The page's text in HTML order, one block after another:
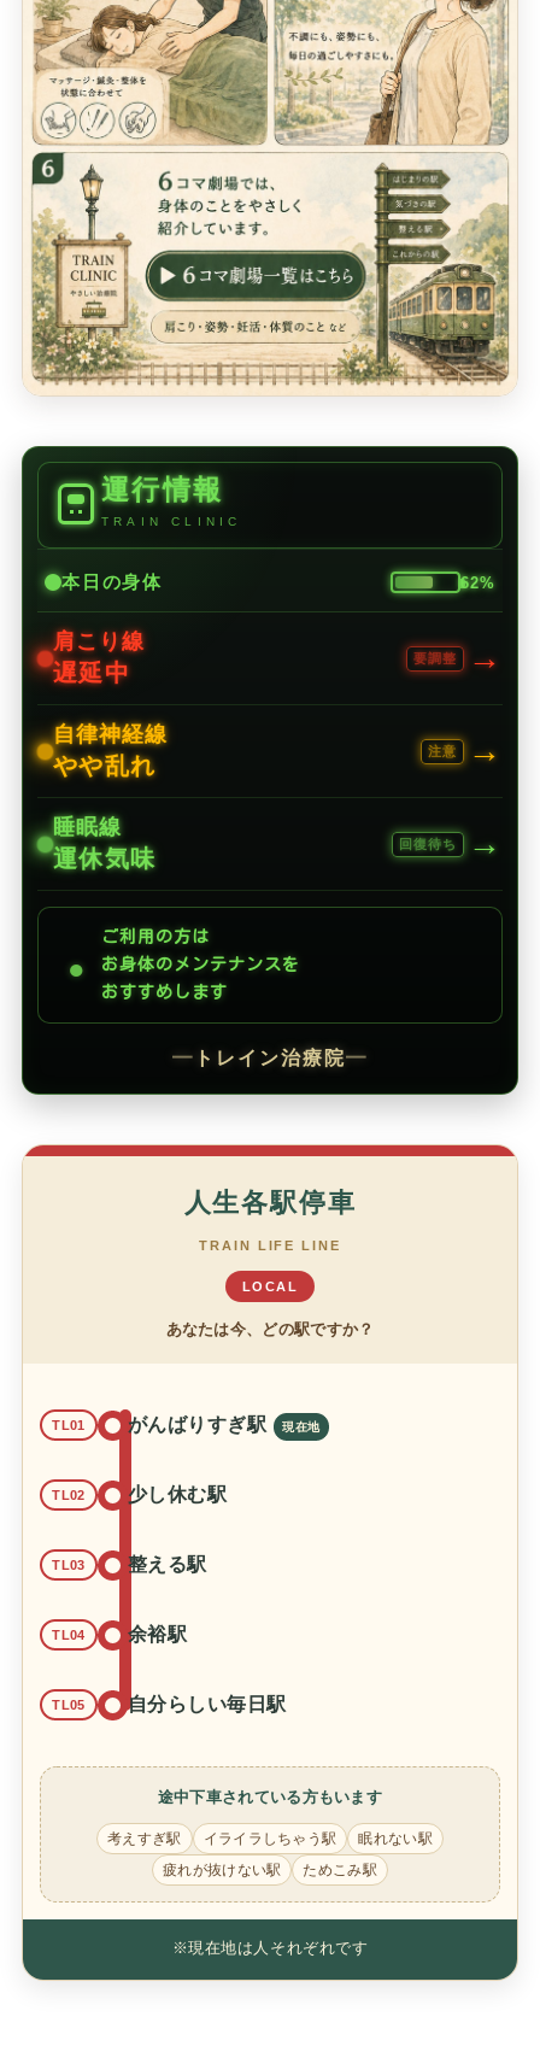
運行情報
TRAIN CLINIC
本日の身体 62%
肩こり線
遅延中
要調整 →
自律神経線
やや乱れ
注意 →
睡眠線
運休気味
回復待ち →
●
ご利用の方は
お身体のメンテナンスを
おすすめします
━ トレイン治療院━
人生各駅停車
TRAIN LIFE LINE
LOCAL
あなたは今、どの駅ですか？
TL01 がんばりすぎ駅
TL02 少し休む駅
TL03 整える駅
TL04 余裕駅
TL05 自分らしい毎日駅
途中下車されている方もいます
考えすぎ駅 イライラしちゃう駅
眠れない駅
疲れが抜けない駅
ためこみ駅
※現在地は人それぞれです